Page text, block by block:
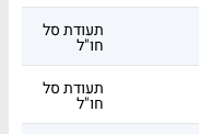
תעודת סל
חו"ל
תעודת סל
חו"ל